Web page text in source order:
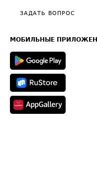
Общие положения
Полезное по перевозкам
Техническая информация
ЗАДАТЬ ВОПРОС
МОБИЛЬНЫЕ